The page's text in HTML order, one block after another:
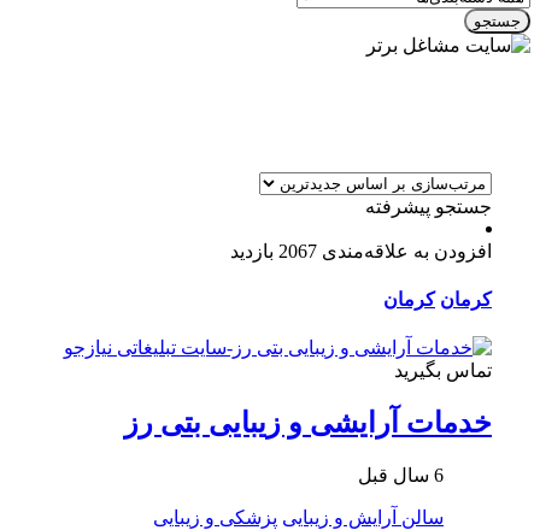
جستجو
جستجو پیشرفته
افزودن به علاقه‌مندی 2067 بازدید
کرمان کرمان
تماس بگیرید
خدمات آرایشی و زیبایی بتی رز
6 سال قبل
سالن آرایش و زیبایی پزشکی و زیبایی